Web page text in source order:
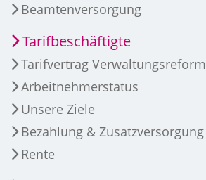
Beamtenversorgung
Tarifbeschäftigte
Tarifvertrag Verwaltungsreform
Arbeitnehmerstatus
Unsere Ziele
Bezahlung & Zusatzversorgung
Rente